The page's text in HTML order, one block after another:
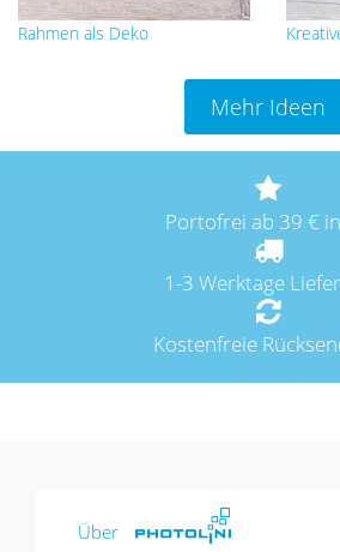
Rahmen als Deko
Mehr Ideen
Portofrei ab 39 €
1-3 Werktage
Kostenfreie
Über